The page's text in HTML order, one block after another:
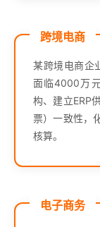
跨境电商
某跨境电商企
面临4000万
构、建立ERP
票）一致性，
核算。
电子商务